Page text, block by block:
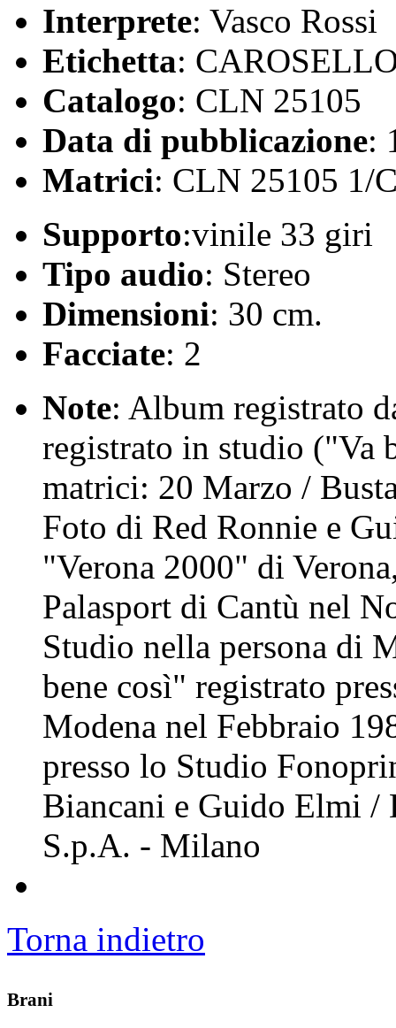
Interprete: Vasco Rossi
Etichetta:
Catalogo: CLN 25105
Data di pubblicazione:
Matrici: CLN 25105 1/
Supporto:vinile 33 giri
Tipo audio: Stereo
Dimensioni: 30 cm.
Facciate: 2
Note: Album registrato
registrato in studio ("Va
matrici: 20 Marzo /
Foto di Red Ronnie e
"Verona 2000" di
Palasport di Cantù nel
Studio nella persona di
bene così" registrato
Modena nel Febbraio
presso lo Studio
Biancani e Guido Elmi
S.p.A. - Milano
Torna indietro
Brani